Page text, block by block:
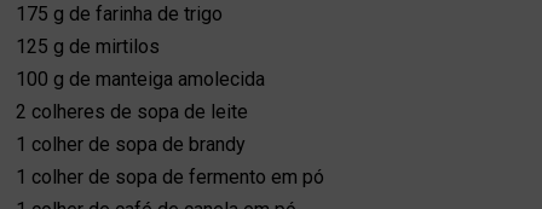
175 g de farinha de trigo
125 g de mirtilos
100 g de manteiga amolecida
2 colheres de sopa de leite
1 colher de sopa de brandy
1 colher de sopa de fermento em pó